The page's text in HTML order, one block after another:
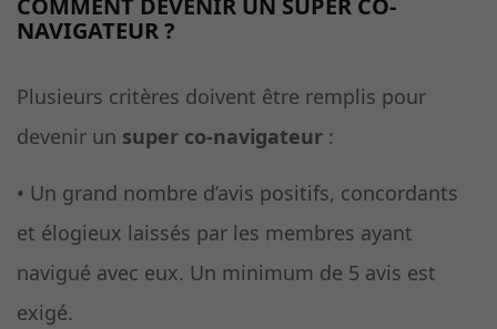
COMMENT DEVENIR UN SUPER CO-
NAVIGATEUR ?
Plusieurs critères doivent être remplis pour
devenir un super co-navigateur :
• Un grand nombre d’avis positifs, concordants
et élogieux laissés par les membres ayant
navigué avec eux. Un minimum de 5 avis est
exigé.